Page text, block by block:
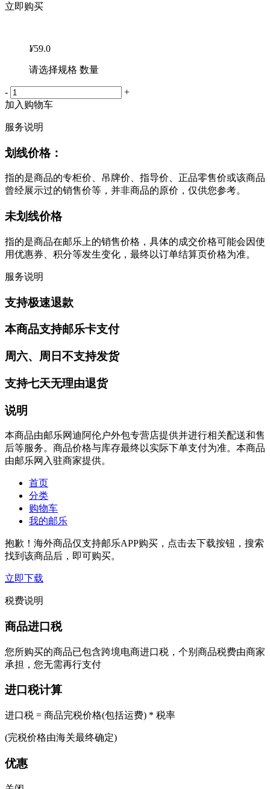
立即购买
¥59.0
请选择规格 数量
-
+
加入购物车
服务说明
划线价格：
指的是商品的专柜价、吊牌价、指导价、正品零售价或该商品
曾经展示过的销售价等，并非商品的原价，仅供您参考。
未划线价格
指的是商品在邮乐上的销售价格，具体的成交价格可能会因使
用优惠券、积分等发生变化，最终以订单结算页价格为准。
服务说明
支持极速退款
本商品支持邮乐卡支付
周六、周日不支持发货
支持七天无理由退货
说明
本商品由邮乐网迪阿伦户外包专营店提供并进行相关配送和售
后等服务。商品价格与库存最终以实际下单支付为准。本商品
由邮乐网入驻商家提供。
首页
分类
购物车
我的邮乐
抱歉！海外商品仅支持邮乐APP购买，点击去下载按钮，搜索
找到该商品后，即可购买。
立即下载
税费说明
商品进口税
您所购买的商品已包含跨境电商进口税，个别商品税费由商家
承担，您无需再行支付
进口税计算
进口税 = 商品完税价格(包括运费) * 税率
(完税价格由海关最终确定)
优惠